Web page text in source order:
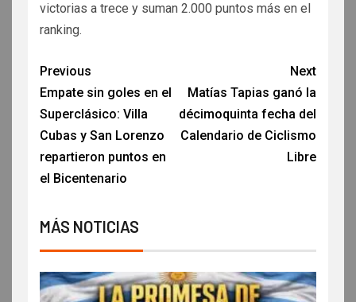
victorias a trece y suman 2.000 puntos más en el
ranking.
Previous
Empate sin goles en el
Superclásico: Villa
Cubas y San Lorenzo
repartieron puntos en
el Bicentenario
Next
Matías Tapias ganó la
décimoquinta fecha del
Calendario de Ciclismo
Libre
MÁS NOTICIAS